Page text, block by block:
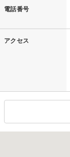
電話番号
アクセス